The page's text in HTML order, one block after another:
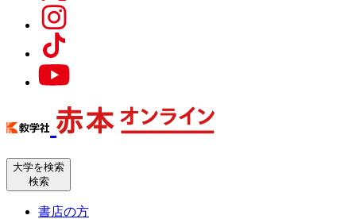
大学を検索
検索
書店の方